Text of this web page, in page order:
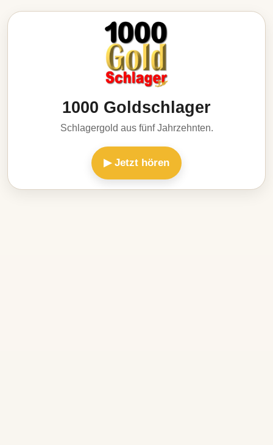
1000 Goldschlager
Schlagergold aus fünf Jahrzehnten.
▶ Jetzt hören